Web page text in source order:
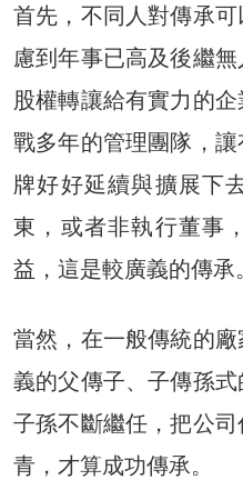
首先，不同人對傳承
慮到年事已高及後繼
股權轉讓給有實力的
戰多年的管理團隊，
牌好好延續與擴展下
東，或者非執行董事
益，這是較廣義的傳承。
當然，在一般傳統的
義的父傳子、子傳孫
子孫不斷繼任，把公
青，才算成功傳承。